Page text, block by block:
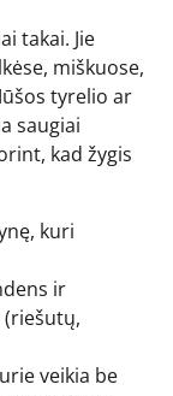
takai. Jie
miškuose,
tyrelio ar
saugiai
kad žygis
kuri
ir
veikia be